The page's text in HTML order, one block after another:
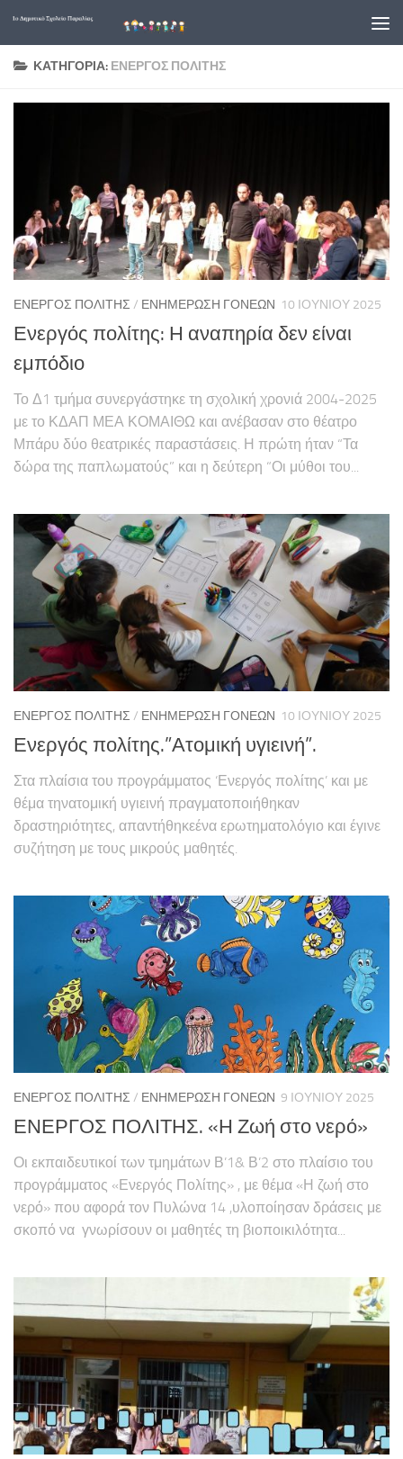
Skip to content
ΚΑΤΗΓΟΡΊΑ: ΕΝΕΡΓΌΣ ΠΟΛΊΤΗΣ
ΕΝΕΡΓΌΣ ΠΟΛΊΤΗΣ / ΕΝΗΜΈΡΩΣΗ ΓΟΝΈΩΝ 10 ΙΟΥΝΊΟΥ 2025
Ενεργός πολίτης: Η αναπηρία δεν είναι
εμπόδιο
Το Δ1 τμήμα συνεργάστηκε τη σχολική χρονιά 2004-2025
με το ΚΔΑΠ ΜΕΑ ΚΟΜΑΙΘΩ και ανέβασαν στο θέατρο
Μπάρυ δύο θεατρικές παραστάσεις. Η πρώτη ήταν “Τα
δώρα της παπλωματούς” και η δεύτερη “Οι μύθοι του...
ΕΝΕΡΓΌΣ ΠΟΛΊΤΗΣ / ΕΝΗΜΈΡΩΣΗ ΓΟΝΈΩΝ 10 ΙΟΥΝΊΟΥ 2025
Ενεργός πολίτης.”Ατομική υγιεινή”.
Στα πλαίσια του προγράμματος ‘Ενεργός πολίτης’ και με
θέμα τηνατομική υγιεινή πραγματοποιήθηκαν
δραστηριότητες, απαντήθηκεένα ερωτηματολόγιο και έγινε
συζήτηση με τους μικρούς μαθητές.
ΕΝΕΡΓΌΣ ΠΟΛΊΤΗΣ / ΕΝΗΜΈΡΩΣΗ ΓΟΝΈΩΝ 9 ΙΟΥΝΊΟΥ 2025
ΕΝΕΡΓΟΣ ΠΟΛΙΤΗΣ. «Η Ζωή στο νερό»
Οι εκπαιδευτικοί των τμημάτων Β’1& Β’2 στο πλαίσιο του
προγράμματος «Ενεργός Πολίτης» , με θέμα «Η ζωή στο
νερό» που αφορά τον Πυλώνα 14 ,υλοποίησαν δράσεις με
σκοπό να γνωρίσουν οι μαθητές τη βιοποικιλότητα...